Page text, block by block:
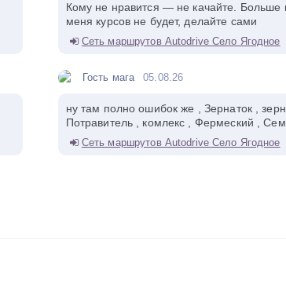
Кому не нравится — не качайте. Больше
меня курсов не будет, делайте сами
Сеть маршрутов Autodrive Село Ягодное
Гость мага 05.08.26
ну там полно ошибок же , Зернаток ,
Потравитель , комлекс , Фермеский ,
Сеть маршрутов Autodrive Село Ягодное